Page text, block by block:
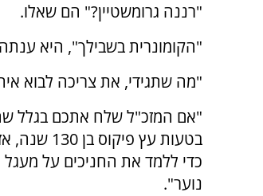
"רננה גרומשטיין?" הם שאלו.
"הקומונרית בשבילך", היא
"מה שתגידי, את צריכה לבוא
"אם המזכ"ל שלח אתכם בגלל
בטעות עץ
כדי ללמד את החניכים על מעגל
נוער".